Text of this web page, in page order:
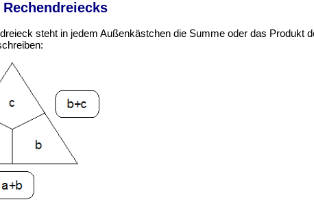
steht in jedem Außenkästchen die Summe oder das Produkt